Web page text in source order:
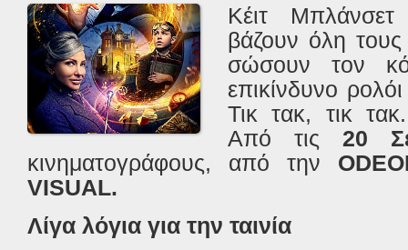
Κέιτ
βάζουν όλη
σώσουν τον
επικίνδυνο
Τικ τακ, τικ
Aπό τις 20
κινηματογράφους, από την
VISUAL.
Λίγα λόγια για την ταινία